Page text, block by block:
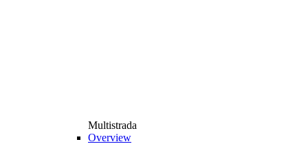
Multistrada
Overview